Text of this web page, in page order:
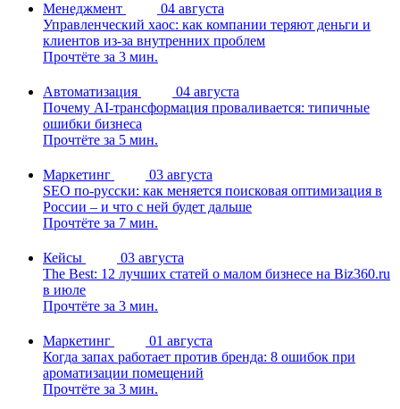
Менеджмент
04 августа
Управленческий хаос: как компании теряют деньги и
клиентов из-за внутренних проблем
Прочтёте за 3 мин.
Автоматизация
04 августа
Почему AI-трансформация проваливается: типичные
ошибки бизнеса
Прочтёте за 5 мин.
Маркетинг
03 августа
SEO по-русски: как меняется поисковая оптимизация в
России – и что с ней будет дальше
Прочтёте за 7 мин.
Кейсы
03 августа
The Best: 12 лучших статей о малом бизнесе на Biz360.ru
в июле
Прочтёте за 3 мин.
Маркетинг
01 августа
Когда запах работает против бренда: 8 ошибок при
ароматизации помещений
Прочтёте за 3 мин.